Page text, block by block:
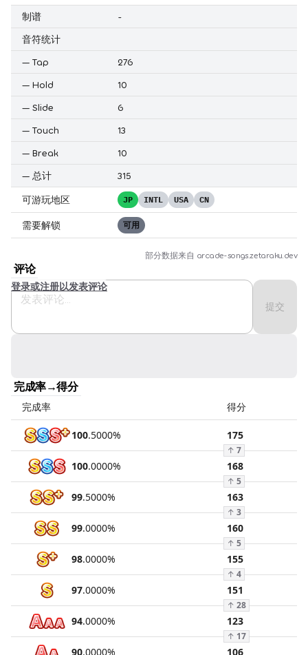
制谱
-
音符统计
— Tap
276
— Hold
10
— Slide
6
— Touch
13
— Break
10
— 总计 315
可游玩地区 JP INTL USA CN
需要解锁 可用
部分数据来自 arcade-songs.zetaraku.dev
评论
提交
登录或注册以发表评论
完成率→得分
完成率 得分
100.5000% 175
↑ 7
100.0000% 168
↑ 5
99.5000% 163
↑ 3
99.0000% 160
↑ 5
98.0000% 155
↑ 4
97.0000% 151
↑ 28
94.0000% 123
↑ 17
90.0000% 106